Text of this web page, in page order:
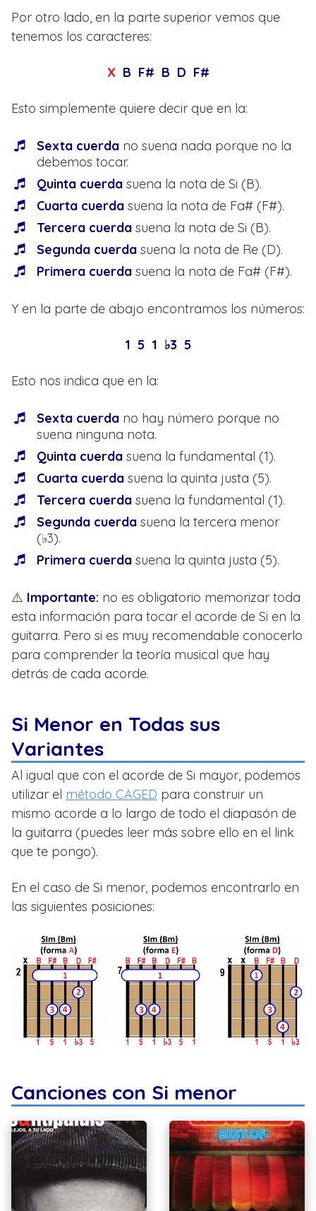
Por otro lado, en la parte superior vemos que
tenemos los caracteres:
X B F# B D F#
Esto simplemente quiere decir que en la:
Sexta cuerda no suena nada porque no la
debemos tocar.
Quinta cuerda suena la nota de Si (B).
Cuarta cuerda suena la nota de Fa# (F#).
Tercera cuerda suena la nota de Si (B).
Segunda cuerda suena la nota de Re (D).
Primera cuerda suena la nota de Fa# (F#).
Y en la parte de abajo encontramos los números:
1 5 1 ♭3 5
Esto nos indica que en la:
Sexta cuerda no hay número porque no
suena ninguna nota.
Quinta cuerda suena la fundamental (1).
Cuarta cuerda suena la quinta justa (5).
Tercera cuerda suena la fundamental (1).
Segunda cuerda suena la tercera menor
(♭3).
Primera cuerda suena la quinta justa (5).
⚠️ Importante: no es obligatorio memorizar toda
esta información para tocar el acorde de Si en la
guitarra. Pero si es muy recomendable conocerlo
para comprender la teoría musical que hay
detrás de cada acorde.
Si Menor en Todas sus
Variantes
Al igual que con el acorde de Si mayor, podemos
utilizar el método CAGED para construir un
mismo acorde a lo largo de todo el diapasón de
la guitarra (puedes leer más sobre ello en el link
que te pongo).
En el caso de Si menor, podemos encontrarlo en
las siguientes posiciones:
Canciones con Si menor